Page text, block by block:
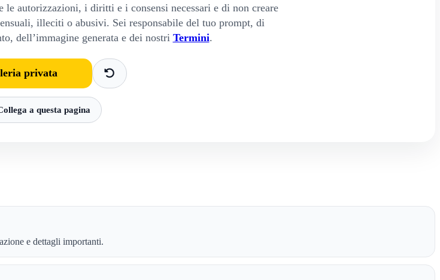
le autorizzazioni, i diritti e i consensi necessari e di non creare
illeciti o abusivi. Sei responsabile del tuo prompt, di
dell’immagine generata e dei nostri Termini.
privata
a questa pagina
e dettagli importanti.